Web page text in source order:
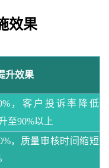
效果
升效果
，客户投诉率降低
至90%以上
，质量审核时间缩短